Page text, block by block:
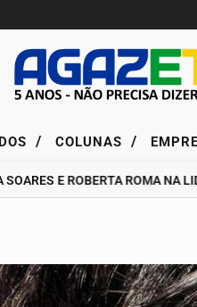
/ COLUNAS /
ROBERTA ROMA NA